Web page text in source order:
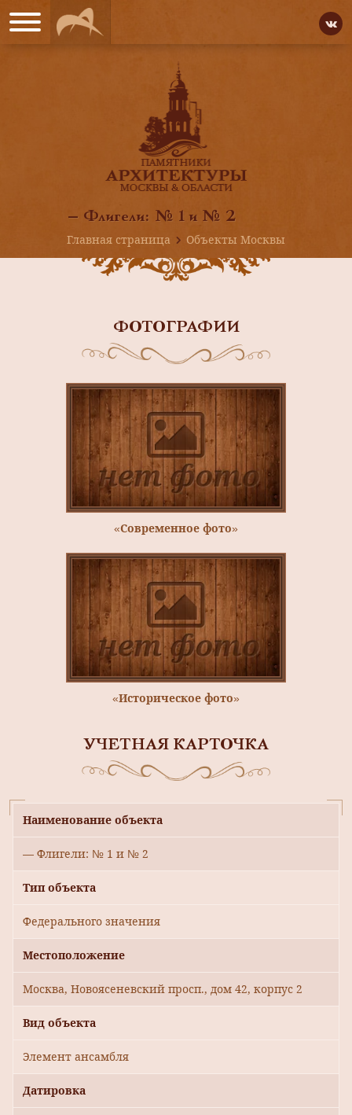
— Флигели: № 1 и № 2
Главная страница
Объекты Москвы
ФОТОГРАФИИ
«Современное фото»
«Историческое фото»
УЧЕТНАЯ КАРТОЧКА
Наименование объекта
— Флигели: № 1 и № 2
Тип объекта
Федерального значения
Местоположение
Москва, Новоясеневский просп., дом 42, корпус 2
Вид объекта
Элемент ансамбля
Датировка